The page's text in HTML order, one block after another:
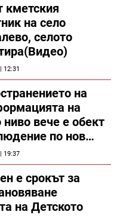
кметския
на село
селото
12:31
на
на
ниво вече е обект
по нов
19:37
е срокът за
на Детското